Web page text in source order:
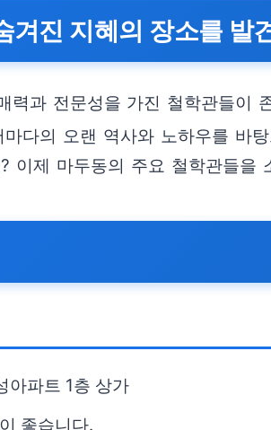
진 지혜의 장소를 발
력과 전문성을 가진 철학관들이
다의 오랜 역사와 노하우를 바
이제 마두동의 주요 철학관들을
아파트 1층 상가
좋습니다.